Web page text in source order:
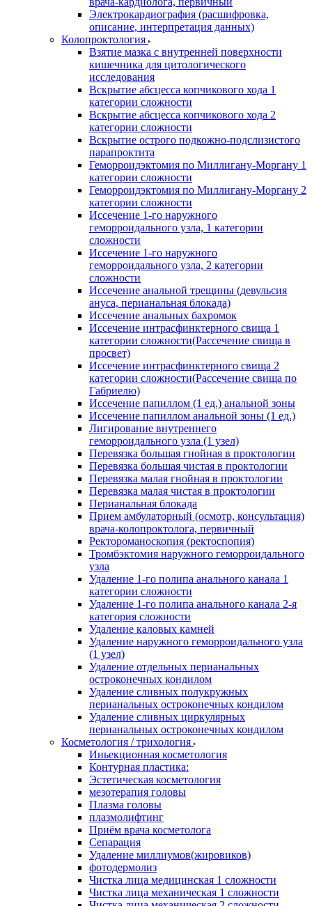
Электрокардиография (расшифровка,
описание, интерпретация данных)
Колопроктология
Взятие мазка с внутренней поверхности
кишечника для цитологического
исследования
Вскрытие абсцесса копчикового хода 1
категории сложности
Вскрытие абсцесса копчикового хода 2
категории сложности
Вскрытие острого подкожно-подслизистого
парапроктита
Геморроидэктомия по Миллигану-Моргану 1
категории сложности
Геморроидэктомия по Миллигану-Моргану 2
категории сложности
Иссечение 1-го наружного
геморроидального узла, 1 категории
сложности
Иссечение 1-го наружного
геморроидального узла, 2 категории
сложности
Иссечение анальной трещины (девульсия
ануса, перианальная блокада)
Иссечение анальных бахромок
Иссечение интрасфинктерного свища 1
категории сложности(Рассечение свища в
просвет)
Иссечение интрасфинктерного свища 2
категории сложности(Рассечение свища по
Габриелю)
Иссечение папиллом (1 ед.) анальной зоны
Иссечение папиллом анальной зоны (1 ед.)
Лигирование внутреннего
геморроидального узла (1 узел)
Перевязка большая гнойная в проктологии
Перевязка большая чистая в проктологии
Перевязка малая гнойная в проктологии
Перевязка малая чистая в проктологии
Перианальная блокада
Прием амбулаторный (осмотр, консультация)
врача-колопроктолога, первичный
Ректороманоскопия (ректоспопия)
Тромбэктомия наружного геморроидального
узла
Удаление 1-го полипа анального канала 1
категории сложности
Удаление 1-го полипа анального канала 2-я
категория сложности
Удаление каловых камней
Удаление наружного геморроидального узла
(1 узел)
Удаление отдельных перианальных
остроконечных кондилом
Удаление сливных полукружных
перианальных остроконечных кондилом
Удаление сливных циркулярных
перианальных остроконечных кондилом
Косметология / трихология
Иньекционная косметология
Контурная пластика:
Эстетическая косметология
мезотерапия головы
Плазма головы
плазмолифтинг
Приём врача косметолога
Сепарация
Удаление миллиумов(жировиков)
фотодермолиз
Чистка лица медицинская 1 сложности
Чистка лица механическая 1 сложности